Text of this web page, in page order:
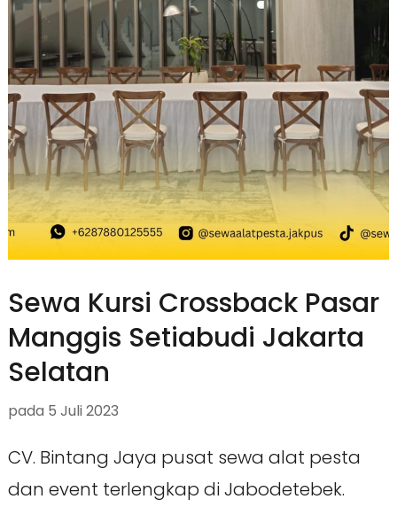
Sewa Kursi Crossback Pasar
Manggis Setiabudi Jakarta
Selatan
pada 5 Juli 2023
CV. Bintang Jaya pusat sewa alat pesta
dan event terlengkap di Jabodetebek.